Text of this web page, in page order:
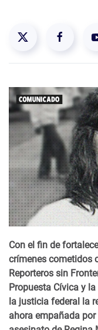
Con el fin de
crímenes cometidos
Reporteros sin
Propuesta Cívica y
la justicia federal la
ahora empañada